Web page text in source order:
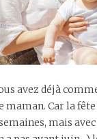
avez déjà
Car la fête
mais avec